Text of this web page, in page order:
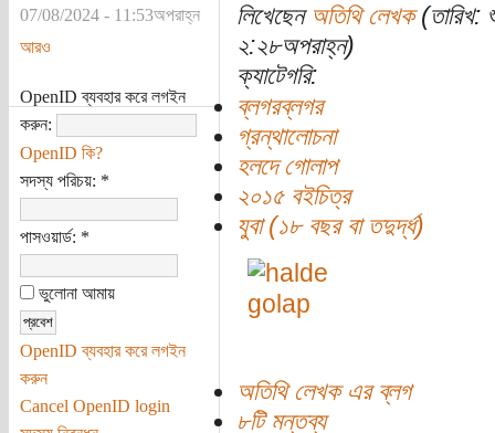
07/08/2024 - 11:53অপরাহ্ন
আরও
OpenID ব্যবহার করে লগইন
করুন:
OpenID কি?
সদস্য পরিচয়: *
পাসওয়ার্ড: *
ভুলোনা আমায়
OpenID ব্যবহার করে লগইন
করুন
Cancel OpenID login
লিখেছেন অতিথি লেখক(তারিখ:
২:২৮অপরাহ্ন)
ক্যাটেগরি:
ব্লগরব্লগর
গ্রন্থালোচনা
হলদে গোলাপ
২০১৫ বইচিত্র
যুবা (১৮ বছর বা তদুর্দ্ধ)
অতিথি লেখক এর ব্লগ
৮টি মন্তব্য